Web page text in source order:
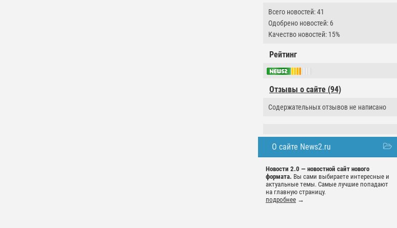
Всего новостей: 41
Одобрено новостей: 6
Качество новостей: 15%
Рейтинг
Отзывы о сайте (94)
Содержательных отзывов не написано
О сайте News2.ru
Новости 2.0 — новостной сайт нового
формата. Вы сами выбираете интересные и
актуальные темы. Самые лучшие попадают
на главную страницу.
подробнее →